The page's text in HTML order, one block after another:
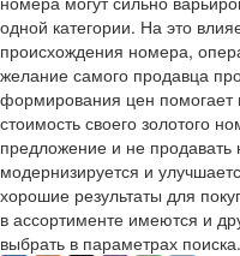
одной категории. На это
происхождения номера,
желание самого продавца
формирования цен помогает
стоимость своего золотого
предложение и не
модернизируется и
хорошие результаты для
в ассортименте имеются и
выбрать в параметрах поиска.